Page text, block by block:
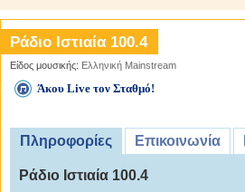
Ράδιο Ιστιαία 100.4
Είδος μουσικής: Ελληνική Mainstream
Άκου Live τον Σταθμό!
Πληροφορίες Επικοινωνία
Ράδιο Ιστιαία 100.4